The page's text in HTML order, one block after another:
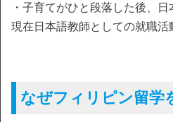
・子育てがひと段落した後、日
現在日本語教師としての就職活
なぜフィリピン留学